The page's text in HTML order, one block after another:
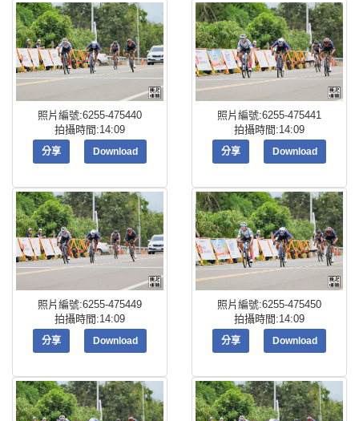
照片編號:6255-475440
拍攝時間:14:09
分享 Download
照片編號:6255-475441
拍攝時間:14:09
分享 Download
照片編號:6255-475449
拍攝時間:14:09
分享 Download
照片編號:6255-475450
拍攝時間:14:09
分享 Download